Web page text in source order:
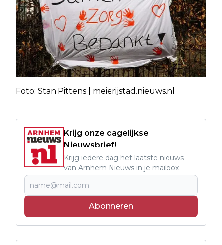
Foto: Stan Pittens | meierijstad.nieuws.nl
Krijg onze dagelijkse
Nieuwsbrief!
Krijg iedere dag het laatste nieuws
van Arnhem Nieuws in je mailbox
Abonneren